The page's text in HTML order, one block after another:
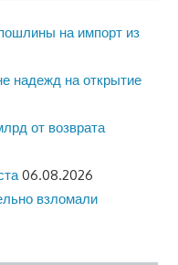
на импорт из
надежд на открытие
от возврата
06.08.2026
взломали